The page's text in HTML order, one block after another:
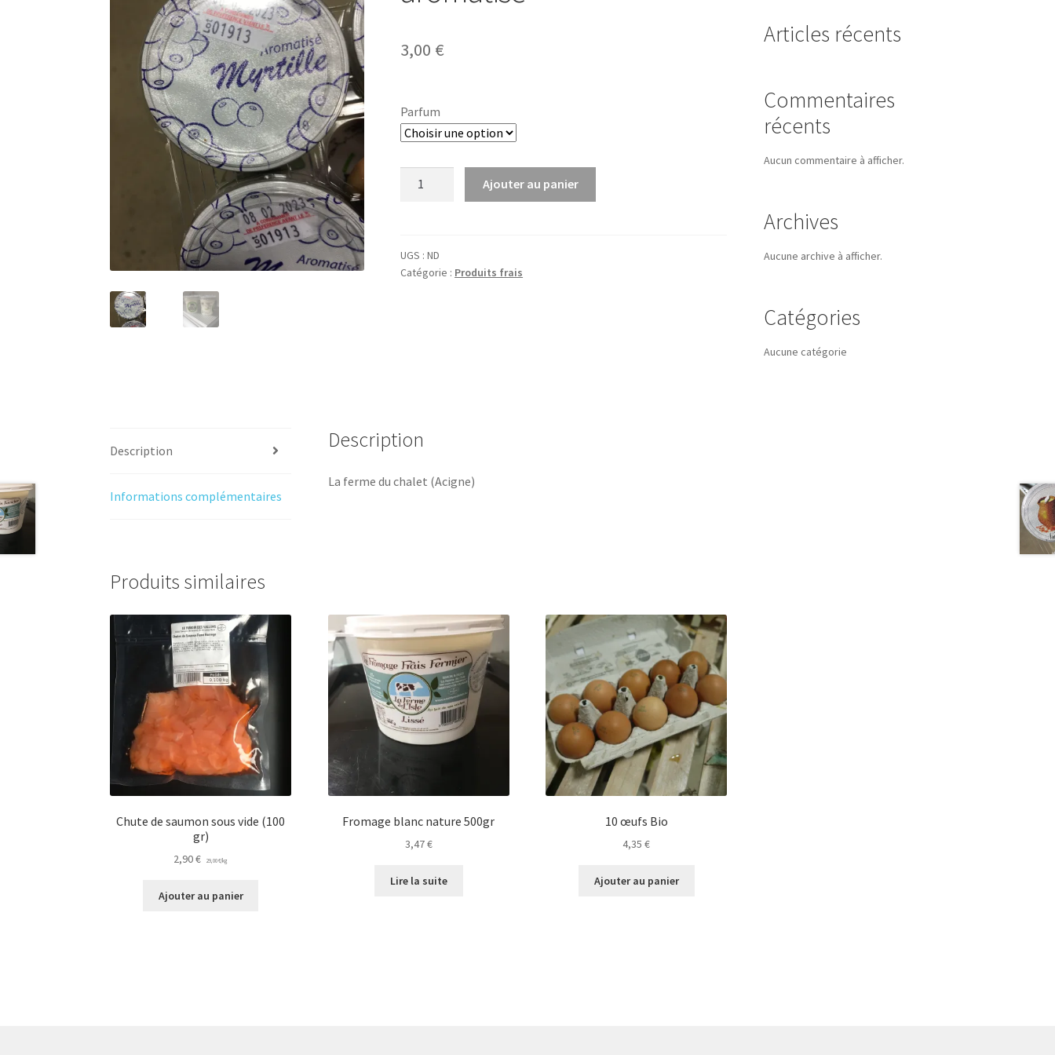
3,00 €
Parfum
4
yaourts
Ajouter au panier
UGS :ND
Catégorie : Produits frais
Description
Informations complémentaires
Description
La ferme du chalet (Acigne)
Produits similaires
Chute de saumon sous vide (100
gr)
2,90€ 29,00€/kg
Ajouter au panier
Fromage blanc nature 500gr
3,47€
Lire la suite
10 œufs Bio
4,35€
Ajouter au panier
Articles récents
Commentaires
récents
Aucun commentaire à afficher.
Archives
Aucune archive à afficher.
Catégories
Aucune catégorie